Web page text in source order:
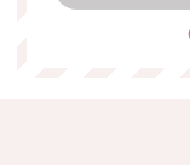
・本人確認
・サービスの開発